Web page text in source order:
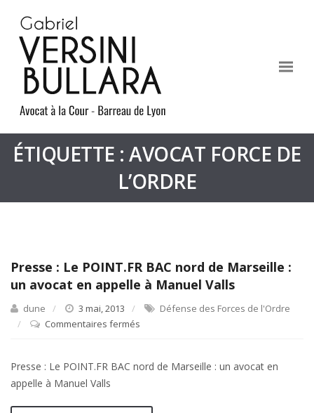
ÉTIQUETTE : AVOCAT FORCE DE
L’ORDRE
Presse : Le POINT.FR BAC nord de Marseille :
un avocat en appelle à Manuel Valls
dune 3 mai, 2013
Défense des Forces de l'Ordre
Commentaires fermés
Le
Presse : Le POINT.FR BAC nord de Marseille : un avocat en
appelle à Manuel Valls